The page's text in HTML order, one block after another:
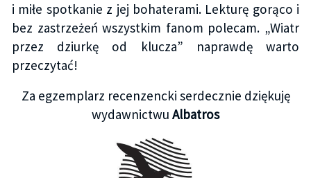
i miłe spotkanie z jej bohaterami. Lekturę gorąco i
bez zastrzeżeń wszystkim fanom polecam. „Wiatr
przez dziurkę od klucza” naprawdę warto
przeczytać!
Za egzemplarz recenzencki serdecznie dziękuję
wydawnictwu Albatros